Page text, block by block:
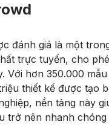
đánh giá là một
trực tuyến, cho
Với hơn 350.000
thiết kế được tạo
nền tảng này
trở nên nhanh chóng